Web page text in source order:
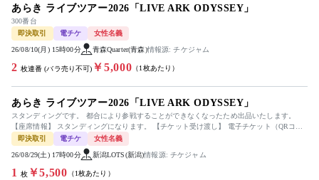
あらき ライブツアー2026「LIVE ARK ODYSSEY」
300番台
即決取引
電チケ 女性名義
26/08/10(月) 15時00分 青森Quarter(青森)情報源: チケジャム
2 枚連番 (バラ売り不可) ￥5,000 （1枚あたり）
あらき ライブツアー2026「LIVE ARK ODYSSEY」
スタンディングです。 都合により参戦することができなくなったため出品いたします。
【座席情報】 スタンディングになります。 【チケット受け渡し】 電子チケット（QRコー
ド）を分配いたします。...
即決取引 電チケ 女性名義
26/08/29(土) 17時00分 新潟LOTS(新潟)情報源: チケジャム
1 枚￥5,500 （1枚あたり）